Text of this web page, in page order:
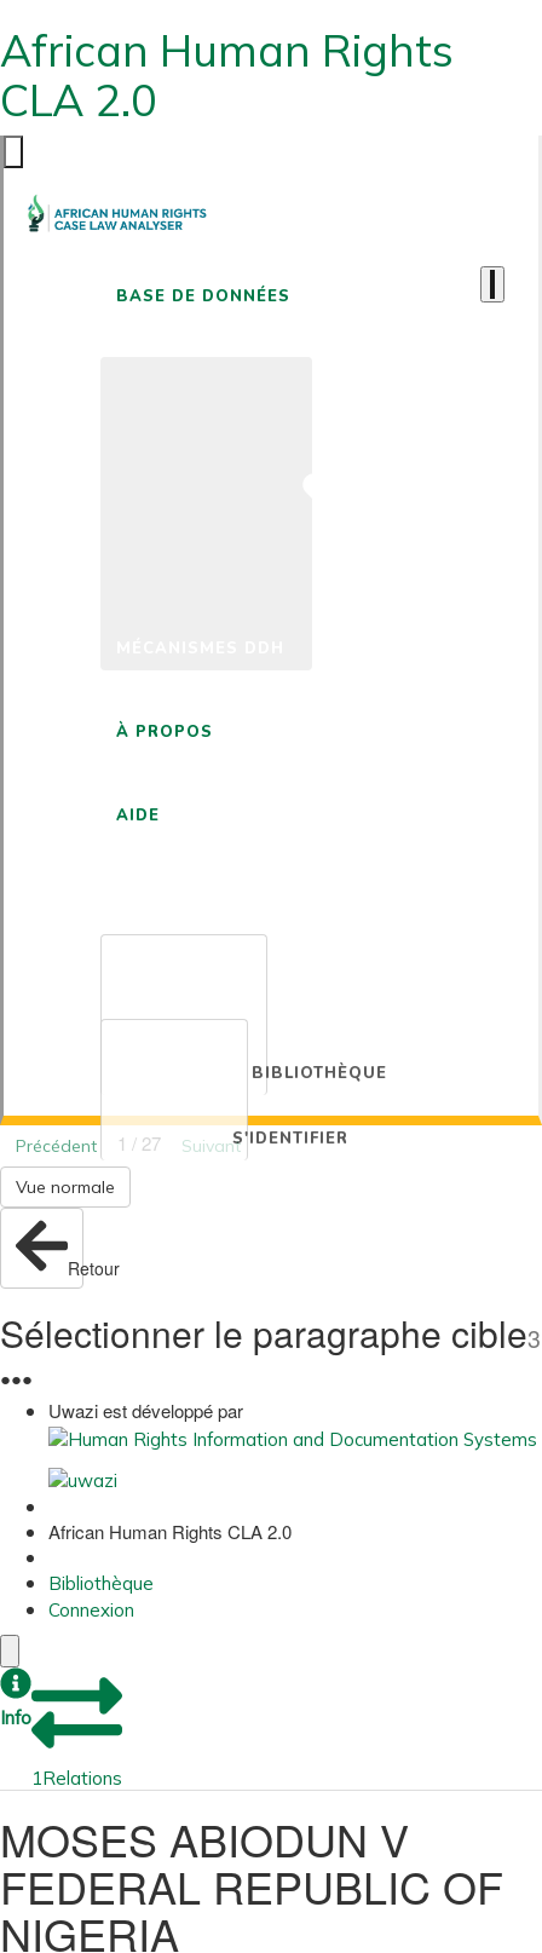
African Human Rights
CLA 2.0
BASE DE DONNÉES
À PROPOS
AIDE
BIBLIOTHÈQUE
S'IDENTIFIER
Précédent 1 / 27
Suivant
Vue normale
Retour
Sélectionner le paragraphe cible3
●●●
Uwazi est développé par
African Human Rights CLA 2.0
Bibliothèque
Connexion
Info
1Relations
MOSES ABIODUN V
FEDERAL REPUBLIC OF
NIGERIA